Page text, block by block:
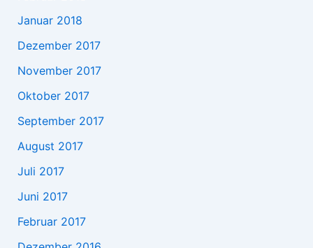
Januar 2018
Dezember 2017
November 2017
Oktober 2017
September 2017
August 2017
Juli 2017
Juni 2017
Februar 2017